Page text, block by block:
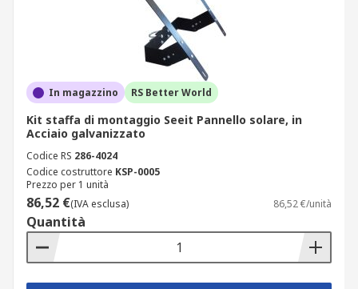
In magazzino RS Better World
Kit staffa di montaggio Seeit Pannello solare, in
Acciaio galvanizzato
Codice RS 286-4024
Codice costruttore KSP-0005
Prezzo per 1 unità
86,52 €(IVA esclusa) 86,52 €/unità
Quantità